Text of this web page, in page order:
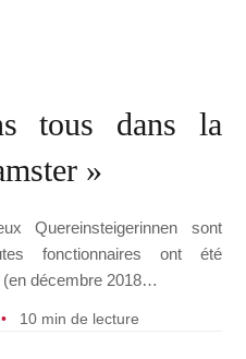
tous dans la
»
Quereinsteigerinnen sont
fonctionnaires ont été
(en décembre 2018…
10 min de lecture